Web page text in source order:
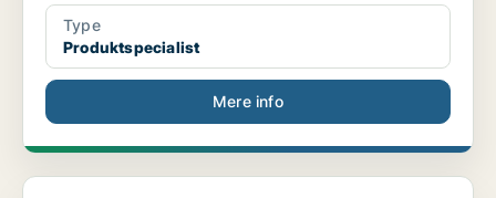
Type
Produktspecialist
Mere info
Projektleder til Innovation og Forsyningsplanlægni...